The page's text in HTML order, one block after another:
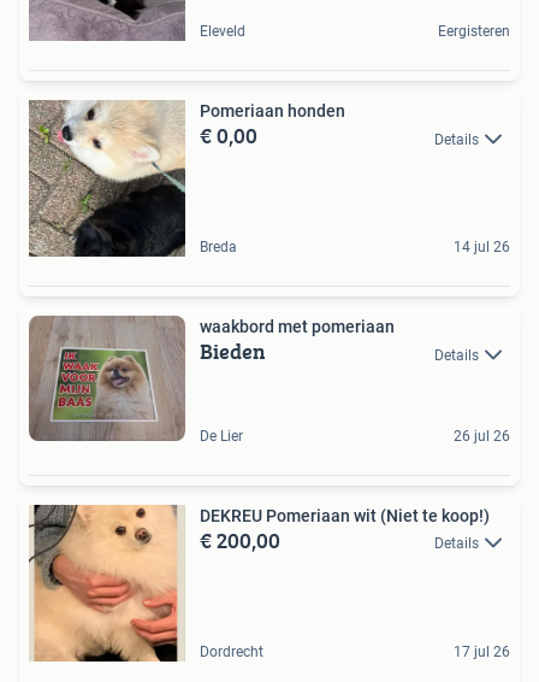
Eleveld Eergisteren
Pomeriaan honden
€ 0,00 Details
Breda 14 jul 26
waakbord met pomeriaan
Bieden Details
De Lier 26 jul 26
DEKREU Pomeriaan wit (Niet te koop!)
€ 200,00 Details
Dordrecht 17 jul 26